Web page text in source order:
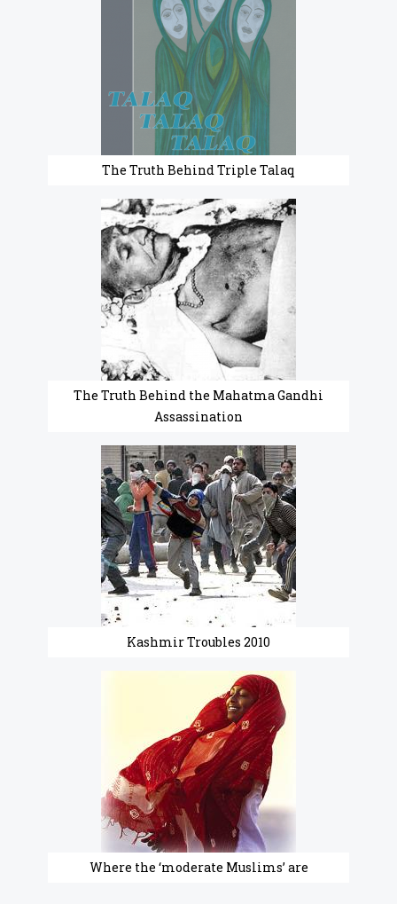
The Truth Behind Triple Talaq
The Truth Behind the Mahatma Gandhi
Assassination
Kashmir Troubles 2010
Where the ‘moderate Muslims’ are